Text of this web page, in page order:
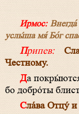
Ирмос:Внегда́
услы́ша мя́ Бо́г
Припев:
Честному.
Да покры́ются у́бо о́чи беззако́нных, кре́стныя
бо добро́ты
Сла́ва Отцу́